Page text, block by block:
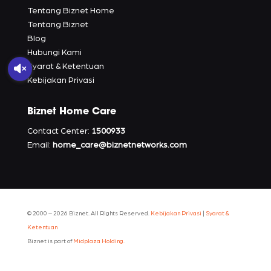
Tentang Biznet Home
Tentang Biznet
Blog
Hubungi Kami
Syarat & Ketentuan
Kebijakan Privasi
Biznet Home Care
Contact Center: 1500933
Email: home_care@biznetnetworks.com
© 2000 – 2026 Biznet. All Rights Reserved. Kebijakan Privasi Syarat &
Ketentuan
Biznet is part of Midplaza Holding.